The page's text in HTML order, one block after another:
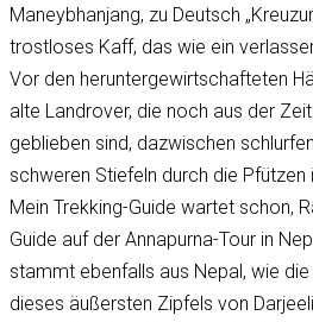
Maneybhanjang, zu Deutsch
trostloses Kaff, das wie ein
Vor den heruntergewirtschafteten
alte Landrover, die noch aus der
geblieben sind, dazwischen
schweren Stiefeln durch die Pfützen
Mein Trekking-Guide wartet schon,
Guide auf der Annapurna-Tour in
stammt ebenfalls aus Nepal, wie
dieses äußersten Zipfels von